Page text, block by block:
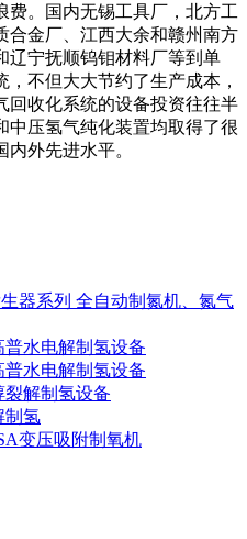
费。国内无锡工具厂，北方工
合金厂、江西大余和赣州南方
辽宁抚顺钨钼材料厂等到单
不但大大节约了生产成本，
回收化系统的设备投资往往半
中压氢气纯化装置均取得了很
外先进水平。
全自动制氮机、氮气
普水电解制氢设备
普水电解制氢设备
裂解制氢设备
制氢
变压吸附制氧机